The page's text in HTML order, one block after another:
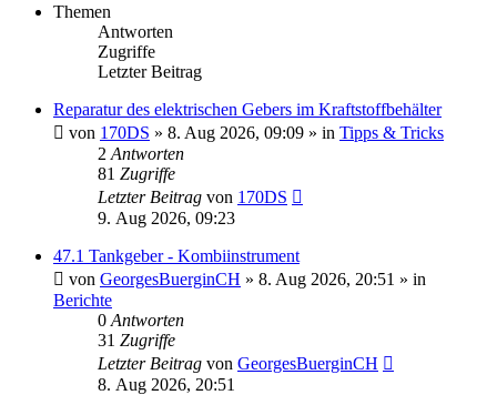
Themen
Antworten
Zugriffe
Letzter Beitrag
Reparatur des elektrischen Gebers im Kraftstoffbehälter
von 170DS » 8. Aug 2026, 09:09 » in Tipps & Tricks
2 Antworten
81 Zugriffe
Letzter Beitrag von 170DS
9. Aug 2026, 09:23
47.1 Tankgeber - Kombiinstrument
von GeorgesBuerginCH » 8. Aug 2026, 20:51 » in
Berichte
0 Antworten
31 Zugriffe
Letzter Beitrag von GeorgesBuerginCH
8. Aug 2026, 20:51